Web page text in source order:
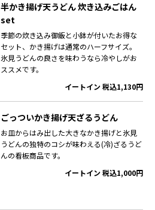
半かき揚げ天うどん 炊き込みごはん
set
季節の炊き込み御飯と小鉢が付いたお得な
セット、かき揚げは通常のハーフサイズ。
氷見うどんの良さを味わうなら冷やしがお
ススメです。
イートイン 税込1,130円
ごっついかき揚げ天ざるうどん
お皿からはみ出した大きなかき揚げと氷見
うどんの独特のコシが味わえる(冷)ざるうど
んの看板商品です。
イートイン 税込1,000円